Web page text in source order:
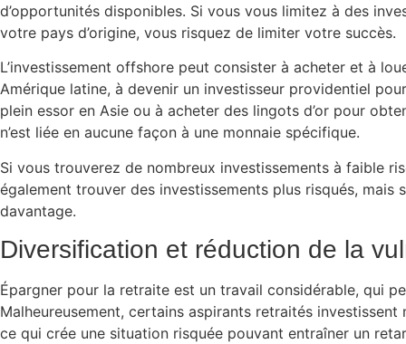
d’opportunités disponibles. Si vous vous limitez à des
votre pays d’origine, vous risquez de limiter votre succès.
L’investissement offshore peut consister à acheter et à
Amérique latine, à devenir un investisseur providentiel
plein essor en Asie ou à acheter des lingots d’or pour
n’est liée en aucune façon à une monnaie spécifique.
Si vous trouverez de nombreux investissements à faible
également trouver des investissements plus risqués, mais
davantage.
Diversification et réduction de la
Épargner pour la retraite est un travail considérable, qui
Malheureusement, certains aspirants retraités investissent
ce qui crée une situation risquée pouvant entraîner un